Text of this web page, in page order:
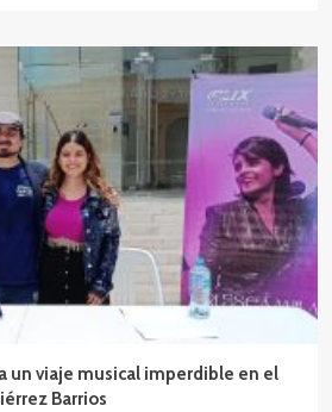
un viaje musical imperdible en el
Barrios